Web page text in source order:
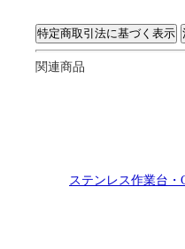
関連商品
ステンレス作業台